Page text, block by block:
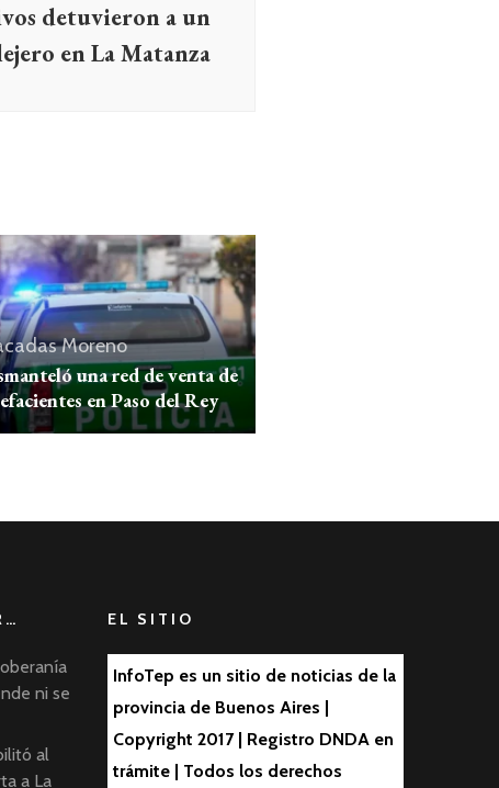
detuvieron a un
en La Matanza
Moreno
una red de venta de
en Paso del Rey
ni se
al
a La
EL SITIO
InfoTep es un sitio de noticias de la
provincia de Buenos Aires |
Copyright 2017 | Registro DNDA en
trámite | Todos los derechos